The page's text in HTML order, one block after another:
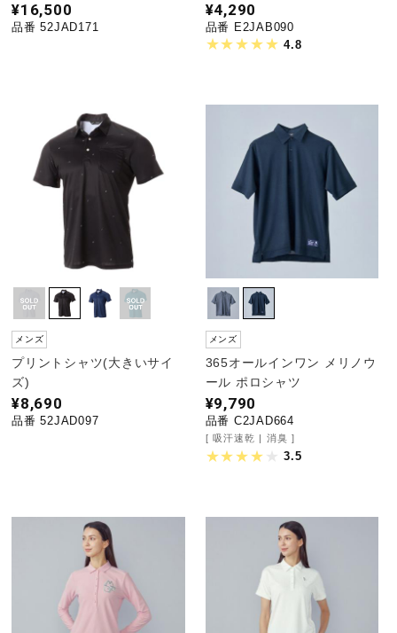
バレーボール
バドミントン
陸上競技
ワーキング
ウォーキングシューズ
¥16,500
品番 52JAD171
¥4,290
品番 E2JAB090
4.8
メンズ
プリントシャツ(大きいサイ
ズ)
¥8,690
品番 52JAD097
メンズ
365オールインワン メリノウ
ール ポロシャツ
¥9,790
品番 C2JAD664
吸汗速乾 消臭
3.5